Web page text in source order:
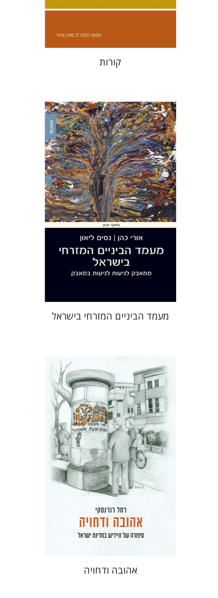
הנחת אתר ספר מודפס
קורות
אורי כהן נסים ליאון
הנחת אתר ספר מודפס
$42
$38
מעמד הביניים המזרחי בישראל
רחל רוז'נסקי
דוד בן-נחום
הנחת אתר ספר מודפס
$46
אהובה ודחויה